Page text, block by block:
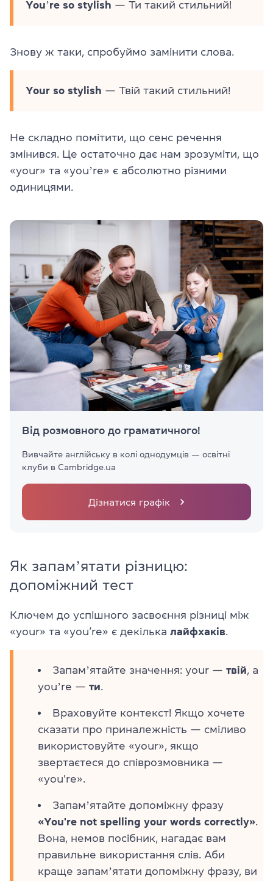
Youʼre so stylish — Ти такий стильний!
Знову ж таки, спробуймо замінити слова.
Your so stylish — Твій такий стильний!
Не складно помітити, що сенс речення
змінився. Це остаточно дає нам зрозуміти, що
«your» та «youʼre» є абсолютно різними
одиницями.
Від розмовного до граматичного!
Вивчайте англійську в колі однодумців — освітні
клуби в Cambridge.ua
Дізнатися графік
Як запамʼятати різницю:
допоміжний тест
Ключем до успішного засвоєння різниці між
«your» та «you’re» є декілька лайфхаків.
Запамʼятайте значення: your — твій, а
youʼre — ти.
Враховуйте контекст! Якщо хочете
сказати про приналежність — сміливо
використовуйте «your», якщо
звертаєтеся до співрозмовника —
«you're».
Запамʼятайте допоміжну фразу
«You're not spelling your words correctly».
Вона, немов посібник, нагадає вам
правильне використання слів. Аби
краще запамʼятати допоміжну фразу, ви